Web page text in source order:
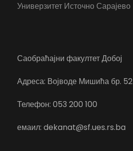
Универзитет Источно Сарајево
Саобраћајни факултет Добој
Адреса: Војводе Мишића бр. 52
Телефон: 053 200 100
емаил: dekanat@sf.ues.rs.ba